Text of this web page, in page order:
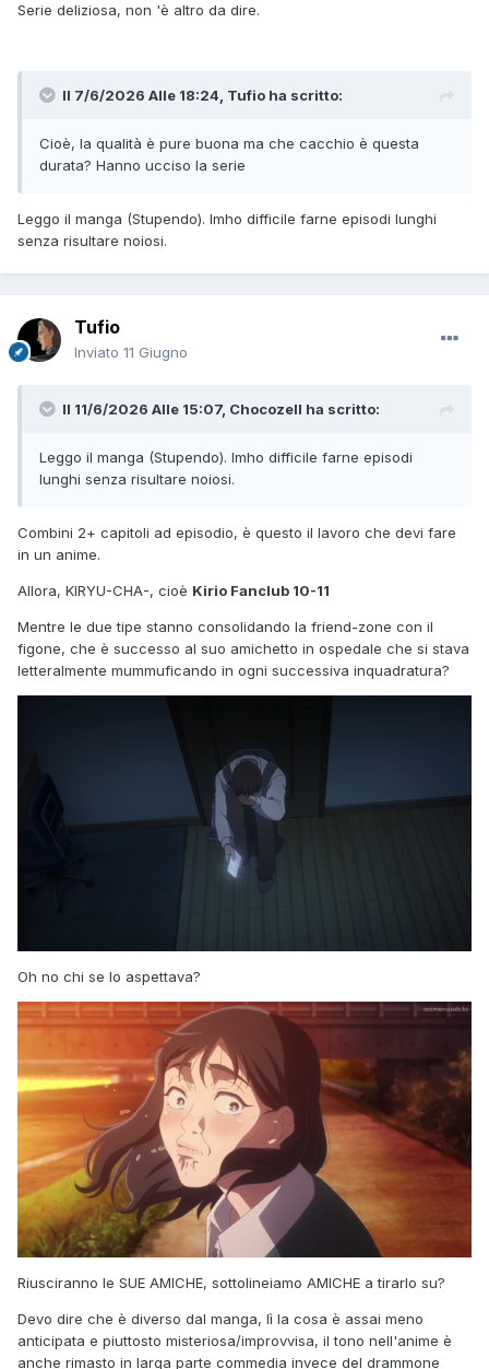
Serie deliziosa, non 'è altro da dire.
Il 7/6/2026 Alle 18:24, Tufio ha scritto:
Cioè, la qualità è pure buona ma che cacchio è questa
durata? Hanno ucciso la serie
Leggo il manga (Stupendo). Imho difficile farne episodi lunghi
senza risultare noiosi.
Tufio
Inviato 11 Giugno
Il 11/6/2026 Alle 15:07, Chocozell ha scritto:
Leggo il manga (Stupendo). Imho difficile farne episodi
lunghi senza risultare noiosi.
Combini 2+ capitoli ad episodio, è questo il lavoro che devi fare
in un anime.
Allora, KIRYU-CHA-, cioè Kirio Fanclub 10-11
Mentre le due tipe stanno consolidando la friend-zone con il
figone, che è successo al suo amichetto in ospedale che si stava
letteralmente mummuficando in ogni successiva inquadratura?
Oh no chi se lo aspettava?
Riusciranno le SUE AMICHE, sottolineiamo AMICHE a tirarlo su?
Devo dire che è diverso dal manga, lì la cosa è assai meno
anticipata e piuttosto misteriosa/improvvisa, il tono nell'anime è
anche rimasto in larga parte commedia invece del drammone